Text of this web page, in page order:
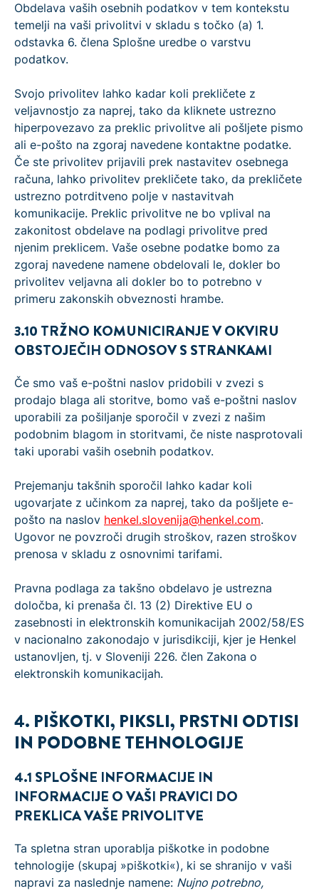
Obdelava vaših osebnih podatkov v tem kontekstu
temelji na vaši privolitvi v skladu s točko (a) 1.
odstavka 6. člena Splošne uredbe o varstvu
podatkov.
Svojo privolitev lahko kadar koli prekličete z
veljavnostjo za naprej, tako da kliknete ustrezno
hiperpovezavo za preklic privolitve ali pošljete pismo
ali e-pošto na zgoraj navedene kontaktne podatke.
Če ste privolitev prijavili prek nastavitev osebnega
računa, lahko privolitev prekličete tako, da prekličete
ustrezno potrditveno polje v nastavitvah
komunikacije. Preklic privolitve ne bo vplival na
zakonitost obdelave na podlagi privolitve pred
njenim preklicem. Vaše osebne podatke bomo za
zgoraj navedene namene obdelovali le, dokler bo
privolitev veljavna ali dokler bo to potrebno v
primeru zakonskih obveznosti hrambe.
3.10 TRŽNO KOMUNICIRANJE V OKVIRU
OBSTOJEČIH ODNOSOV S STRANKAMI
Če smo vaš e-poštni naslov pridobili v zvezi s
prodajo blaga ali storitve, bomo vaš e-poštni naslov
uporabili za pošiljanje sporočil v zvezi z našim
podobnim blagom in storitvami, če niste nasprotovali
taki uporabi vaših osebnih podatkov.
Prejemanju takšnih sporočil lahko kadar koli
ugovarjate z učinkom za naprej, tako da pošljete e-
pošto na naslov henkel.slovenija@henkel.com.
Ugovor ne povzroči drugih stroškov, razen stroškov
prenosa v skladu z osnovnimi tarifami.
Pravna podlaga za takšno obdelavo je ustrezna
določba, ki prenaša čl. 13 (2) Direktive EU o
zasebnosti in elektronskih komunikacijah 2002/58/ES
v nacionalno zakonodajo v jurisdikciji, kjer je Henkel
ustanovljen, tj. v Sloveniji 226. člen Zakona o
elektronskih komunikacijah.
4. PIŠKOTKI, PIKSLI, PRSTNI ODTISI
IN PODOBNE TEHNOLOGIJE
4.1 SPLOŠNE INFORMACIJE IN
INFORMACIJE O VAŠI PRAVICI DO
PREKLICA VAŠE PRIVOLITVE
Ta spletna stran uporablja piškotke in podobne
tehnologije (skupaj »piškotki«), ki se shranijo v vaši
napravi za naslednje namene: Nujno potrebno,